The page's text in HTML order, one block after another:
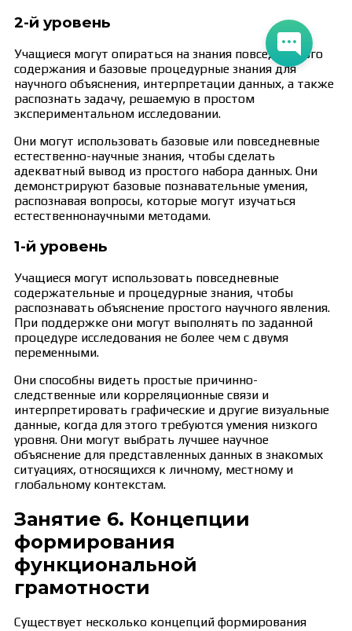
2-й уровень
Учащиеся могут опираться на знания повседневного
содержания и базовые процедурные знания для
научного объяснения, интерпретации данных, а также
распознать задачу, решаемую в простом
экспериментальном исследовании.
Они могут использовать базовые или повседневные
естественно-научные знания, чтобы сделать
адекватный вывод из простого набора данных. Они
демонстрируют базовые познавательные умения,
распознавая вопросы, которые могут изучаться
естественнонаучными методами.
1-й уровень
Учащиеся могут использовать повседневные
содержательные и процедурные знания, чтобы
распознавать объяснение простого научного явления.
При поддержке они могут выполнять по заданной
процедуре исследования не более чем с двумя
переменными.
Они способны видеть простые причинно-
следственные или корреляционные связи и
интерпретировать графические и другие визуальные
данные, когда для этого требуются умения низкого
уровня. Они могут выбрать лучшее научное
объяснение для представленных данных в знакомых
ситуациях, относящихся к личному, местному и
глобальному контекстам.
Занятие 6. Концепции
формирования
функциональной
грамотности
Существует несколько концепций формирования